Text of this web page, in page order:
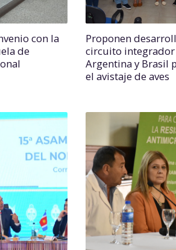
con la
de
Proponen
circuito
Argentina y Brasil
el avistaje de aves